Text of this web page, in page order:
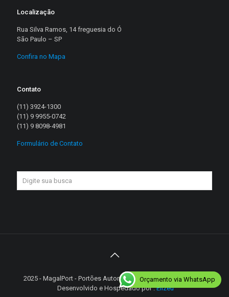
Localização
Rua Silva Ramos, 14 freguesia do Ó
São Paulo – SP
Confira no Mapa
Contato
(11) 3924-1300
(11) 9 9955-0742
(11) 9 8098-4981
Formulário de Contato
2025 - MagalPort - Portões Automáticos - Diretos reservados |
Desenvolvido e Hospedado por :Elizeu
Orçamento via WhatsApp